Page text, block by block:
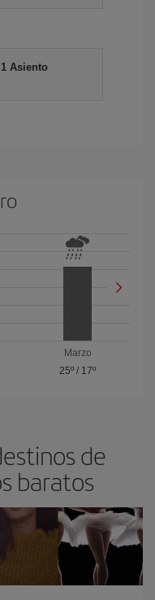
Asiento
Marzo
25º / 17º
de
baratos